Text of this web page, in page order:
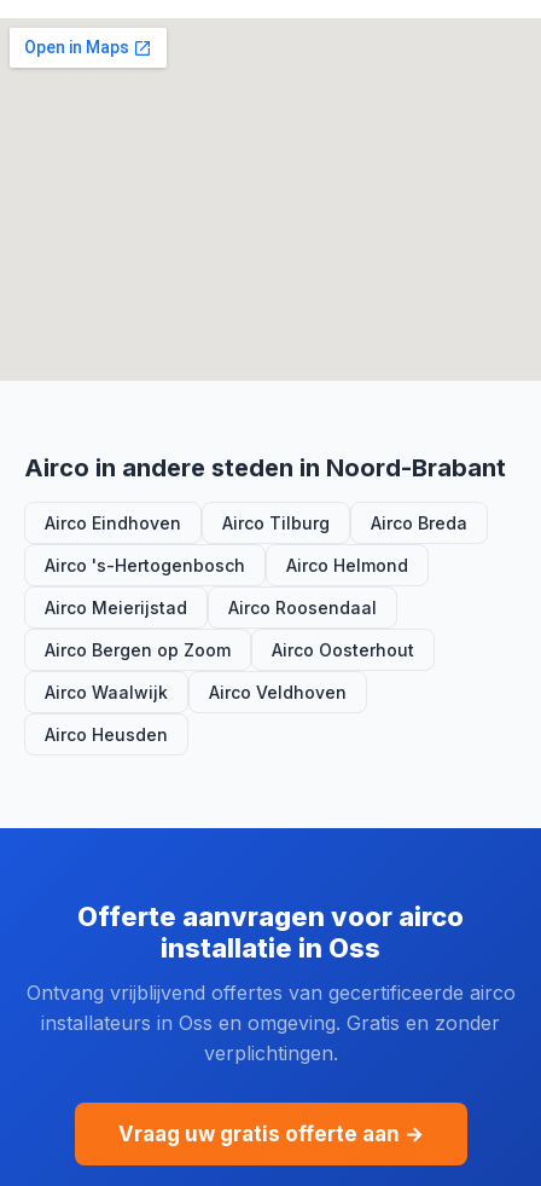
Airco in andere steden in Noord-Brabant
Airco Eindhoven Airco Tilburg Airco Breda
Airco 's-Hertogenbosch Airco Helmond
Airco Meierijstad Airco Roosendaal
Airco Bergen op Zoom Airco Oosterhout
Airco Waalwijk Airco Veldhoven
Airco Heusden
Offerte aanvragen voor airco
installatie in Oss
Ontvang vrijblijvend offertes van gecertificeerde airco
installateurs in Oss en omgeving. Gratis en zonder
verplichtingen.
Vraag uw gratis offerte aan →